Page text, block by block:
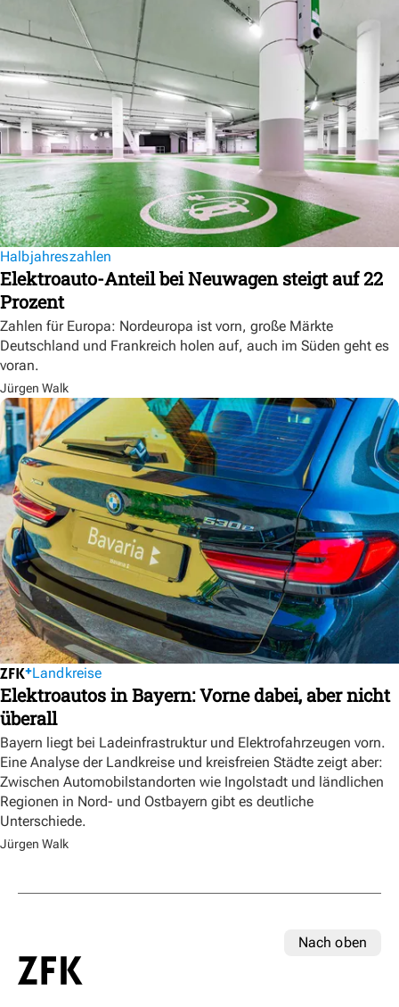
Halbjahreszahlen
Elektroauto-Anteil bei Neuwagen steigt auf 22
Prozent
Zahlen für Europa: Nordeuropa ist vorn, große Märkte
Deutschland und Frankreich holen auf, auch im Süden geht es
voran.
Jürgen Walk
Landkreise
Elektroautos in Bayern: Vorne dabei, aber nicht
überall
Bayern liegt bei Ladeinfrastruktur und Elektrofahrzeugen vorn.
Eine Analyse der Landkreise und kreisfreien Städte zeigt aber:
Zwischen Automobilstandorten wie Ingolstadt und ländlichen
Regionen in Nord- und Ostbayern gibt es deutliche
Unterschiede.
Jürgen Walk
Nach oben